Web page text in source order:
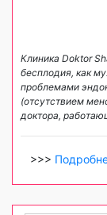
Клиника Doktor
бесплодия, как
проблемами
(отсутствием
доктора,
>>>